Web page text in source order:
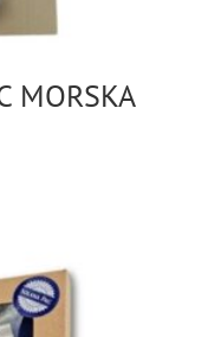
MORSKA